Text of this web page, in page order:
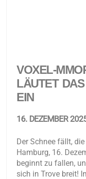
VOXEL-
LÄUTET
EIN
16. DEZEMBER
Der Schnee fällt,
Hamburg, 16.
beginnt zu fallen,
sich in Trove breit!